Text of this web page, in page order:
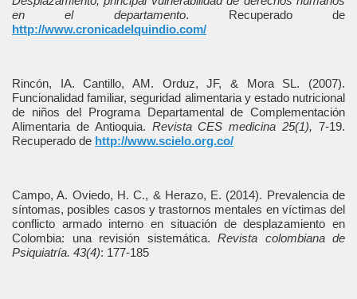
en el departamento. Recuperado de
http://www.cronicadelquindio.com/
Rincón, IA. Cantillo, AM. Orduz, JF, & Mora SL. (2007).
Funcionalidad familiar, seguridad alimentaria y estado nutricional
de niños del Programa Departamental de Complementación
Alimentaria de Antioquia. Revista CES medicina 25(1), 7-19.
Recuperado de http://www.scielo.org.co/
Campo, A. Oviedo, H. C., & Herazo, E. (2014). Prevalencia de
síntomas, posibles casos y trastornos mentales en víctimas del
conflicto armado interno en situación de desplazamiento en
Colombia: una revisión sistemática. Revista colombiana de
Psiquiatría. 43(4): 177-185